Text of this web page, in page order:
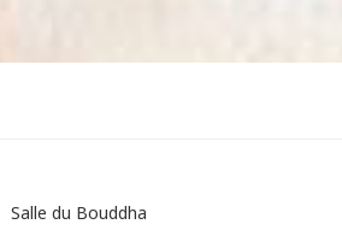
Salle du Bouddha